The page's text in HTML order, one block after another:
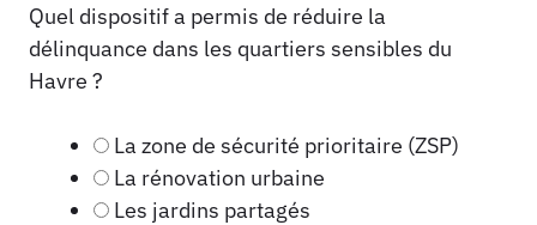
Quel dispositif a permis de réduire la
délinquance dans les quartiers sensibles du
Havre ?
La zone de sécurité prioritaire (ZSP)
La rénovation urbaine
Les jardins partagés